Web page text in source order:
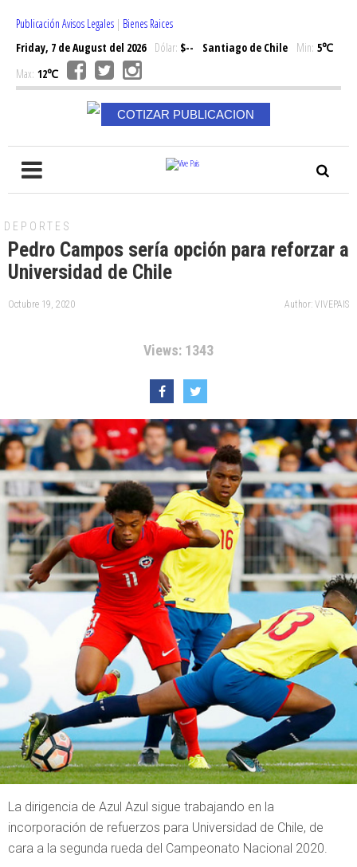
Publicación Avisos Legales | Bienes Raices
Friday, 7 de August del 2026Dólar: $-- Santiago de Chile Min: 5℃
Max: 12℃
COTIZAR PUBLICACION
DEPORTES
Pedro Campos sería opción para reforzar a
Universidad de Chile
Octubre 19, 2020 Author: VIVEPAIS
Views: 1343
La dirigencia de Azul Azul sigue trabajando en la
incorporación de refuerzos para Universidad de Chile, de
cara a la segunda rueda del Campeonato Nacional 2020.